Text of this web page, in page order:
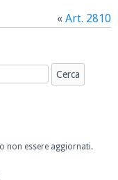
« Art. 2810
non essere aggiornati.